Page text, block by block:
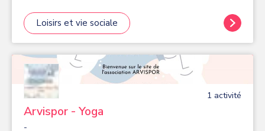
longtemps possible, à une vie sociale riche, génératrice
de lien social et de convivialité. Pour répondre à vos
besoins les plus diversifiés, le Service Animation & Loisirs
Seniors met en place des activités visant à favoriser un
condition physique afin que vieillir et actif riment
ensemble ! Certaines activités sont gratuites, d’autres
dépendent de votre quotient familial.
Loisirs et vie sociale
1 activité
Arvispor - Yoga
-